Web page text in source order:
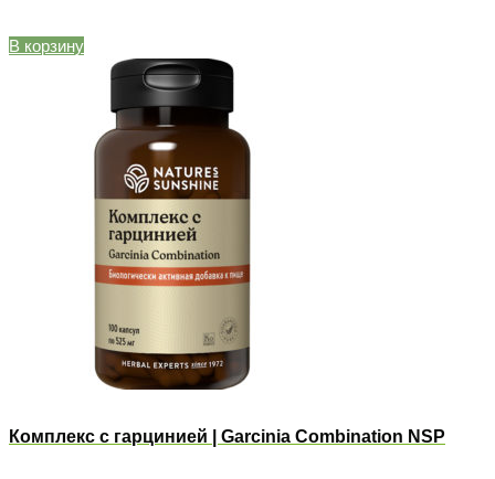
В корзину
Комплекс с гарцинией | Garcinia Combination NSP